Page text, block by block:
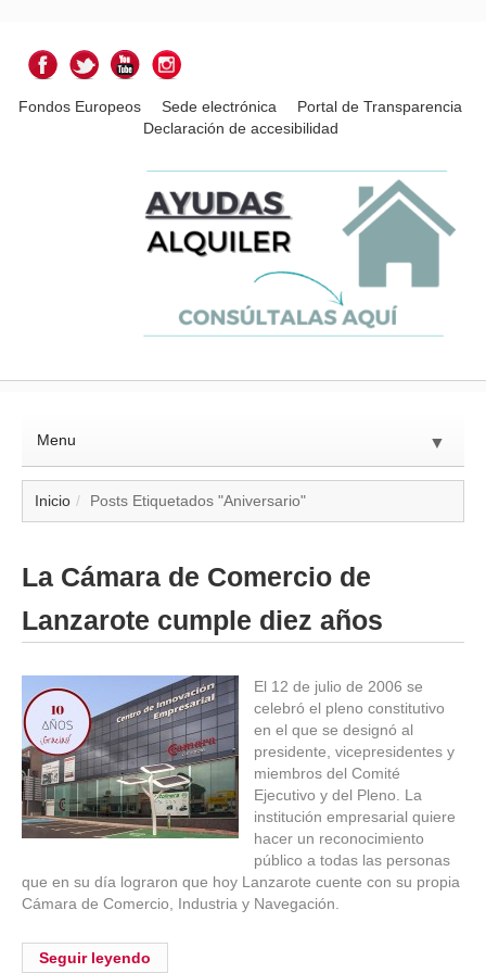
Fondos Europeos Sede electrónica
Portal de Transparencia
Declaración de accesibilidad
Menu ▼
▼
▼
▼
▼
Inicio Posts Etiquetados "Aniversario"
La Cámara de Comercio de
Lanzarote cumple diez años
El 12 de julio de 2006 se
celebró el pleno constitutivo
en el que se designó al
presidente, vicepresidentes y
miembros del Comité
Ejecutivo y del Pleno. La
institución empresarial quiere
hacer un reconocimiento
público a todas las personas
que en su día lograron que hoy Lanzarote cuente con su propia
Cámara de Comercio, Industria y Navegación.
Seguir leyendo